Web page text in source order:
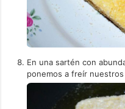
En una sartén con
ponemos a freír